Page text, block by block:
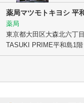
薬局マツモトキヨシ 平
薬局
東京都大田区大森北六丁
TASUKI PRIME平和島1階